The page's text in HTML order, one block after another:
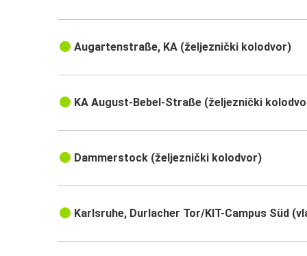
Augartenstraße, KA (željeznički kolodvor)
KA August-Bebel-Straße (željeznički
Dammerstock (željeznički kolodvor)
Karlsruhe, Durlacher Tor/KIT-Campus Süd